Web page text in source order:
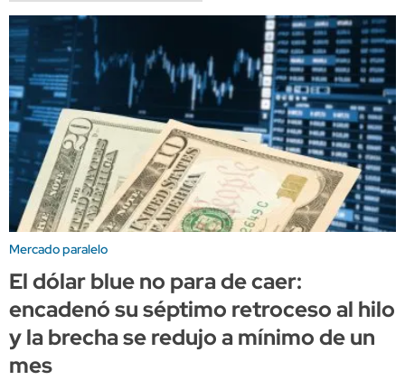
Mercado paralelo
El dólar blue no para de caer:
encadenó su séptimo retroceso al hilo
y la brecha se redujo a mínimo de un
mes